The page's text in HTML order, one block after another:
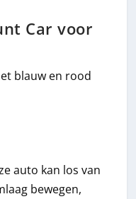
Car voor
blauw en rood
auto kan los van
bewegen,